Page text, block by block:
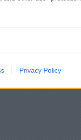
Privacy Policy